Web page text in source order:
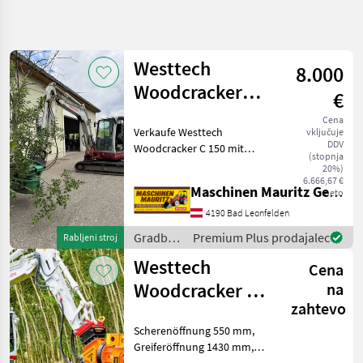
Kategorija 4 Država
TRENUTNA
POT
Gradbena
tehnika
Gradbeni
Stroji
Prikljucki
Za Bagre
Westtech
IZBERITE
KATEGORIJO
Westtech
Ponastavi
Prikaži 10
rezultatov
Rabljeni stroj
Westtech
Woodcracker
8.000
€
Cena
vključuje
DDV
(stopnja
20%)
6.666,67 €
neto
Verkaufe Westtech
Woodcracker C 150 mit
Wenig benutzt, max. 15cm
Schnittleistung, war auf
einem Takeuchi TB 250
aufgebaut
Maschinen Mauritz GesmbH
4190 Bad Leonfelden
Gradbeni
stroji /
Westtech
Premium Plus prodajalec
Westtech
Woodcracker C
Cena
na
zahtevo
Scherenöffnung 550 mm,
Greiferöffnung 1430 mm,